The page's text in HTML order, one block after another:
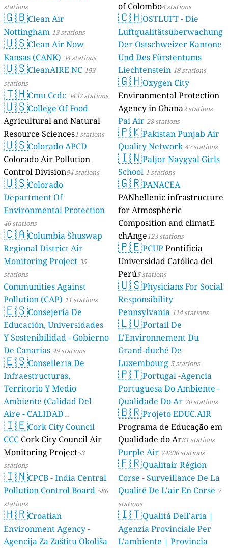
stations
🇬🇧Clean Air
Nottingham 13 stations
🇺🇸Clean Air Now
Kansas (CANK) 34 stations
🇺🇸CleanAIRE NC 193
stations
🇹🇭Cmu Ccdc 3437 stations
🇺🇸College Of Food
Agricultural and Natural
Resource Sciences1 stations
🇺🇸Colorado APCD
Colorado Air Pollution
Control Division94 stations
🇺🇸Colorado
Department Of
Environmental Protection
46 stations
🇨🇦Columbia Shuswap
Regional District Air
Monitoring Project 35
stations
Communities Against
Pollution (CAP) 11 stations
🇪🇸Consejería De
Educación, Universidades
Y Sostenibilidad - Gobierno
De Canarias 49 stations
🇪🇸Conselleria De
Infraestructuras,
Territorio Y Medio
Ambiente (Calidad Del
Aire - CALIDAD
AMBIENTAL) 23 stations
🇮🇪Cork City Council
CCC Cork City Council Air
Monitoring Project53
stations
🇮🇳CPCB - India Central
Pollution Control Board 586
stations
🇭🇷Croatian
Environment Agency -
Agencija Za Zaštitu Okoliša
of Colombo4 stations
🇨🇭OSTLUFT - Die
Luftqualitätsüberwachung
Der Ostschweizer Kantone
Und Des Fürstentums
Liechtenstein 18 stations
🇬🇭Oxygen City
Environmental Protection
Agency in Ghana2 stations
Pai Air 28 stations
🇵🇰Pakistan Punjab Air
Quality Network 47 stations
🇮🇳Paljor Naygyal Girls
School 1 stations
🇬🇷PANACEA
PANhellenic infrastructure
for Atmospheric
Composition and climatE
chAnge123 stations
🇵🇪PCUP Pontificia
Universidad Católica del
Perú5 stations
🇺🇸Physicians For Social
Responsibility
Pennsylvania 114 stations
🇱🇺Portail De
L'Environnement Du
Grand-duché De
Luxembourg 5 stations
🇵🇹Portugal -Agencia
Portuguesa Do Ambiente -
Qualidade Do Ar 70 stations
🇧🇷Projeto EDUC.AIR
Programa de Educação em
Qualidade do Ar31 stations
Purple Air 74206 stations
🇫🇷Qualitair Région
Corse - Surveillance De La
Qualité De L'air En Corse 7
stations
🇮🇹Qualità Dell’aria |
Agenzia Provinciale Per
L'ambiente | Provincia